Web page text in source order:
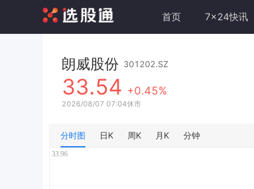
首页 7x24快讯
朗威股份 301202.SZ
33.54 +0.45%
2026/08/07 07:04休市
分时图 日K 周K 月K 分钟